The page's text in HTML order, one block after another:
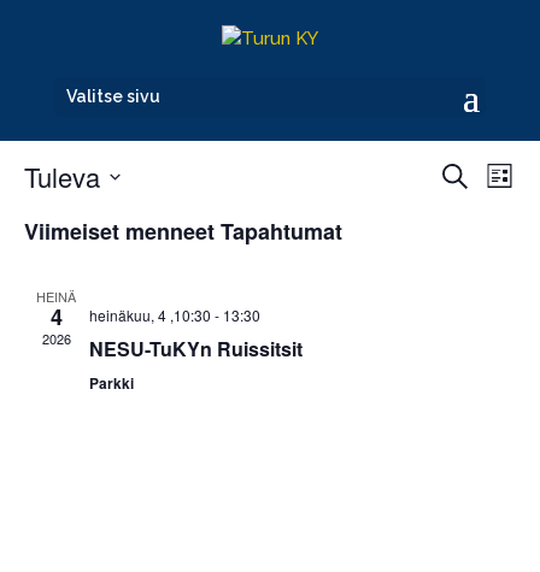
Valitse sivu
Etsi
Etsi
Lista
Tuleva
päivä.
Viimeiset menneet Tapahtumat
HEINÄ
4
2026
heinäkuu, 4 ,10:30 - 13:30
NESU-TuKYn Ruissitsit
Parkki